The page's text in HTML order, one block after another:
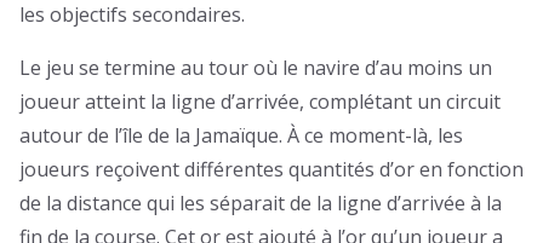
les objectifs secondaires.
Le jeu se termine au tour où le navire d’au moins un
joueur atteint la ligne d’arrivée, complétant un circuit
autour de l’île de la Jamaïque. À ce moment-là, les
joueurs reçoivent différentes quantités d’or en fonction
de la distance qui les séparait de la ligne d’arrivée à la
fin de la course. Cet or est ajouté à l’or qu’un joueur a